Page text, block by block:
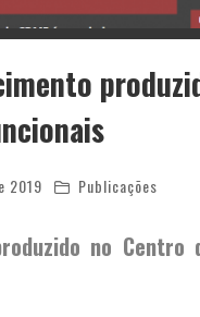
2019 Publicações
no Centro